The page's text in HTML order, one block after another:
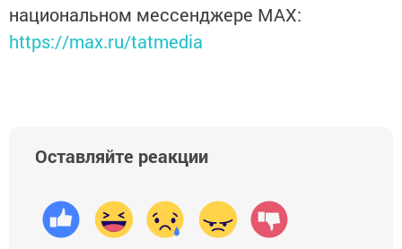
национальном мессенджере MАХ:
https://max.ru/tatmedia
Оставляйте реакции